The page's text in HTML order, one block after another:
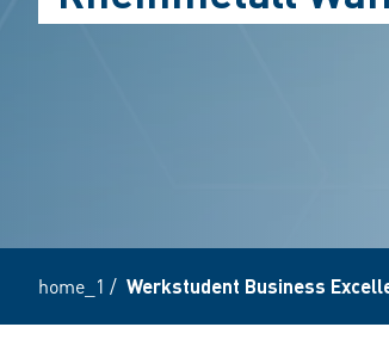
home_1 / Werkstudent Business